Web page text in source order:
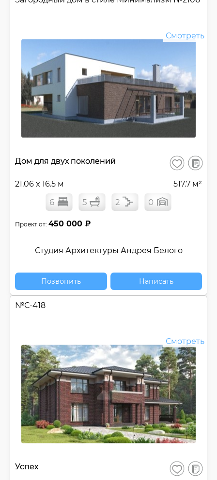
Смотреть
Дом для двух поколений Сохранить
В
21.06 x 16.5 м 517.7 м²
6 5 2 0
Проект от: 450 000 ₽
Студия Архитектуры Андрея Белого
Позвонить Написать
№С-418
Смотреть
Успех Сохранить
В